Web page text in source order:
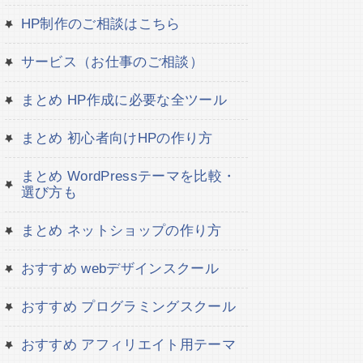
HP制作のご相談はこちら
サービス（お仕事のご相談）
まとめ HP作成に必要な全ツール
まとめ 初心者向けHPの作り方
まとめ WordPressテーマを比較・
選び方も
まとめ ネットショップの作り方
おすすめ webデザインスクール
おすすめ プログラミングスクール
おすすめ アフィリエイト用テーマ